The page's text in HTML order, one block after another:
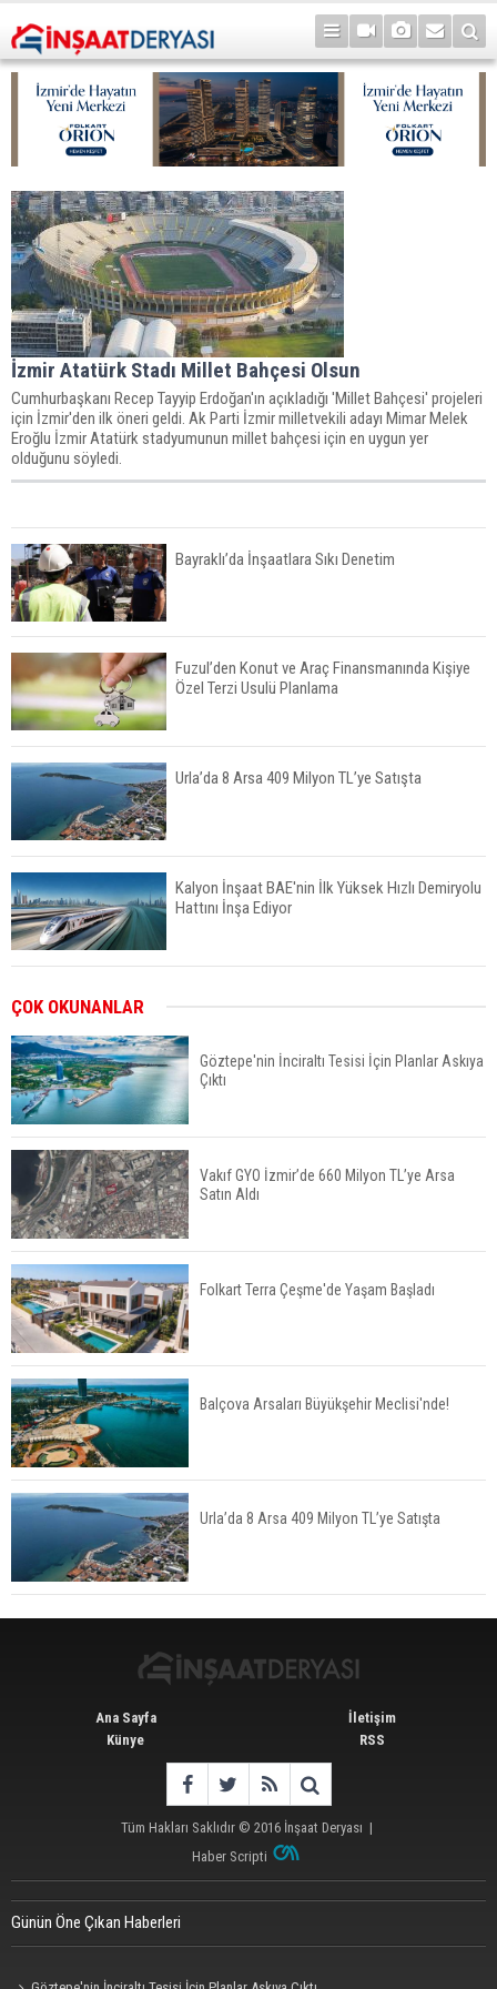
İzmir Atatürk Stadı Millet Bahçesi Olsun
Cumhurbaşkanı Recep Tayyip Erdoğan'ın açıkladığı 'Millet Bahçesi' projeleri
için İzmir'den ilk öneri geldi. Ak Parti İzmir milletvekili adayı Mimar Melek
Eroğlu İzmir Atatürk stadyumunun millet bahçesi için en uygun yer
olduğunu söyledi.
Bayraklı’da İnşaatlara Sıkı Denetim
Fuzul’den Konut ve Araç Finansmanında Kişiye
Özel Terzi Usulü Planlama
Urla’da 8 Arsa 409 Milyon TL’ye Satışta
Kalyon İnşaat BAE'nin İlk Yüksek Hızlı Demiryolu
Hattını İnşa Ediyor
TOKİ 51 İlde 540 Konut ve İş Yerini Satışa
Sunuyor
Yatırımcıların Bina Tercihi Değişiyor: Dijital Altyapı
Öne Çıkıyor
TOKİ'nin Kiralık Sosyal Konut Modeli Kiraları
Düşürür Mü?
İkinci El Konut Fiyatları İspanya'da Bir Yılda
Konut Satışları Güçlü Seyrini Korudu Yabancıya
Satış Geriledi
ÇOK OKUNANLAR
Göztepe'nin İnciraltı Tesisi İçin Planlar Askıya
Çıktı
Vakıf GYO İzmir’de 660 Milyon TL’ye Arsa
Satın Aldı
Folkart Terra Çeşme'de Yaşam Başladı
Balçova Arsaları Büyükşehir Meclisi'nde!
Urla’da 8 Arsa 409 Milyon TL’ye Satışta
Ana Sayfa
Künye
İletişim
RSS
Tüm Hakları Saklıdır © 2016 İnşaat Deryası |
Haber Scripti
Günün Öne Çıkan Haberleri